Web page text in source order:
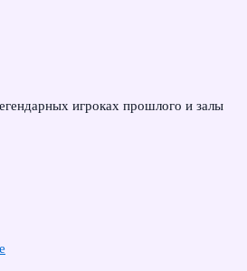
игроках прошлого и залы